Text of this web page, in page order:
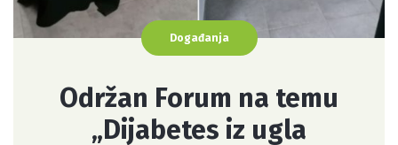
Događanja
Održan Forum na temu
„Dijabetes iz ugla